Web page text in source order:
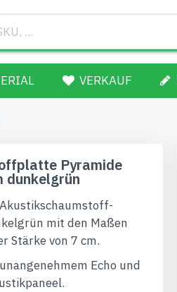
VERKAUF
Pyramide
dunkelgrün
mit den Maßen
Stärke von 7 cm.
Echo und